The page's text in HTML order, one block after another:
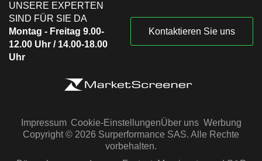
UNSERE EXPERTEN
SIND FÜR SIE DA
Montag - Freitag 9.00-
12.00 Uhr / 14.00-18.00
Uhr
Kontaktieren Sie uns
Impressum Cookie-EinstellungenÜber uns Werbung
Copyright © 2026 Surperformance SAS. Alle Rechte
vorbehalten.